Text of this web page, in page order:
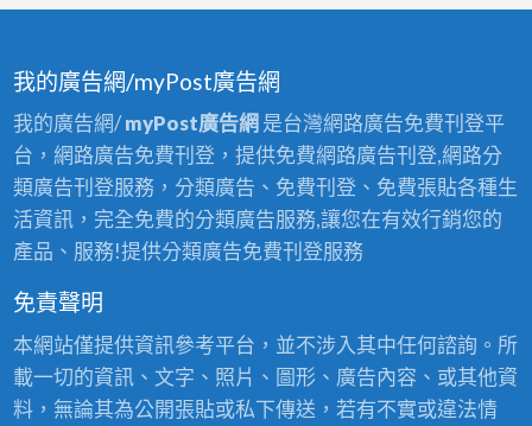
我的廣告網/myPost廣告網
我的廣告網/myPost廣告網 是台灣網路廣告免費刊登平
台，網路廣告免費刊登，提供免費網路廣告刊登,網路分
類廣告刊登服務，分類廣告、免費刊登、免費張貼各種生
活資訊，完全免費的分類廣告服務,讓您在有效行銷您的
產品、服務!提供分類廣告免費刊登服務
免責聲明
本網站僅提供資訊參考平台，並不涉入其中任何諮詢。所
載一切的資訊、文字、照片、圖形、廣告內容、或其他資
料，無論其為公開張貼或私下傳送，若有不實或違法情